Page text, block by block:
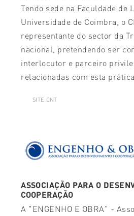
Tendo sede na Faculdade de
Universidade de Coimbra, o
representante do sector da
nacional, pretendendo ser
interlocutor e parceiro
relacionadas com esta
SITE CNT
ASSOCIAÇÃO PARA O
COOPERAÇÃO
A "ENGENHO E OBRA" -